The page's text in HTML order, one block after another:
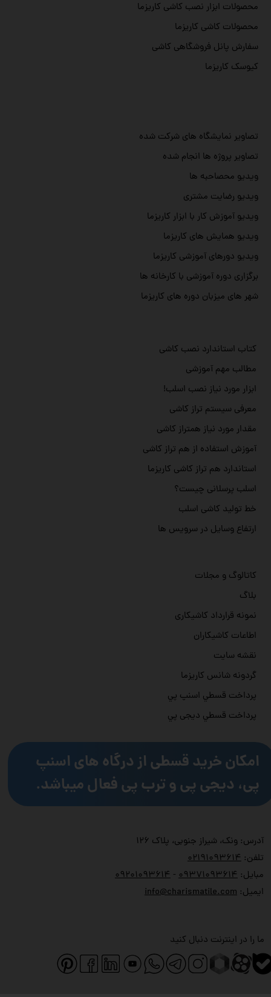
ما را در اینترنت دنبال کنید
آدرس: ونک، شیراز جنوبی، پلاک ۱۲۶
تلفن:
۰۲۱۹۱۰۹۳۶۱۴
مبایل:
۰۹۳۷۱۰۹۳۶۱۴ - ۰۹۲۰۱۰۹۳۶۱۴
ایمیل:info@charismatile.com
تصاویر نمایشگاه های شرکت شده
تصاویر پروژه ها انجام شده
ویدیو محصاحبه ها
ویدیو رضایت مشتری
ویدیو آموزش کار با ابزار کاریزما
ویدیو همایش های کاریزما
ویدیو دورهای آموزشی کاریزما
برگزاری دوره آموزشی با کارخانه ها
شهر های میزبان دوره های کاریزما
محصولات ابزار نصب کاشی کاریزما
محصولات کاشی کاریزما
سفارش پانل فروشگاهی کاشی
کیوسک کاریزما
کاتالوگ و مجلات
بلاگ
نمونه قرارداد کاشیکاری
اطاعات کاشیکاران
نقشه سایت
گردونه شانس کاریزما
پرداخت قسطي اسنپ پي
پرداخت قسطي دیجی پي
کتاب استاندارد نصب کاشی
مطالب مهم آموزشی
ابزار مورد نیاز نصب اسلب!
معرفی سیستم تراز کاشی
مقدار مورد نیاز همتراز کاشی
آموزش استفاده از هم تراز کاشی
استاندارد هم تراز کاشی کاریزما
اسلب پرسلانی چیست؟
خط تولید کاشی اسلب
ارتفاع وسایل در سرویس ها
امکان خرید قسطی از درگاه های اسنپ
پی، دیجی پی و ترب پی فعال میباشد.